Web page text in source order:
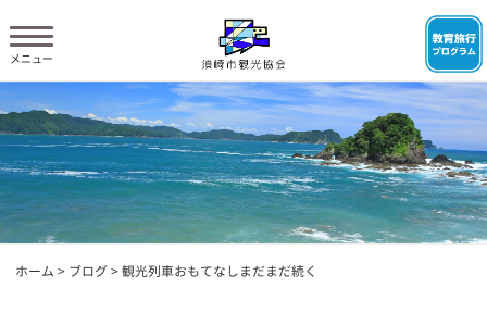
ホーム > ブログ > 観光列車おもてなしまだまだ続く